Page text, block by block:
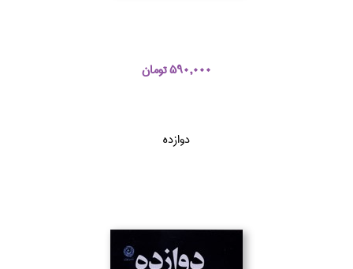
590,000 تومان
دوازده